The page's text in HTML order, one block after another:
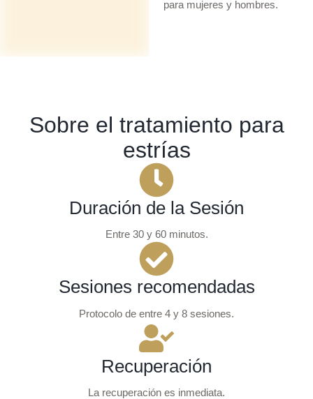
para mujeres y hombres.
Sobre el tratamiento para
estrías
Duración de la Sesión
Entre 30 y 60 minutos.
Sesiones recomendadas
Protocolo de entre 4 y 8 sesiones.
Recuperación
La recuperación es inmediata.